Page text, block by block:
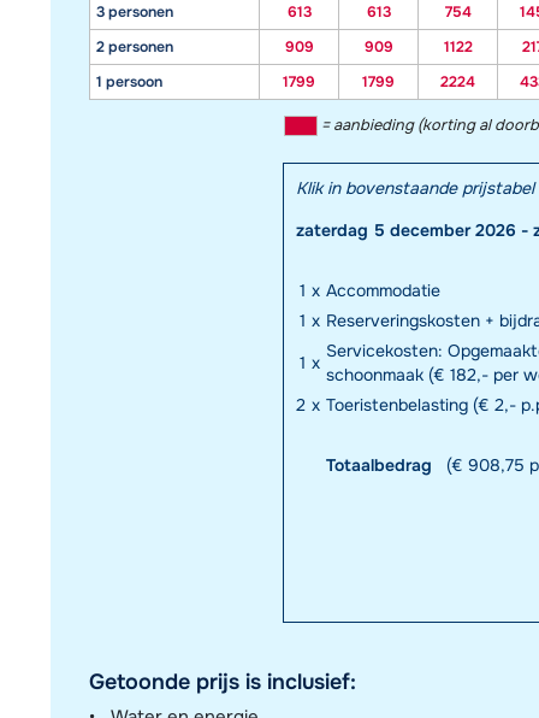
3 personen
2 personen
1 persoon
613
613 754
909
909 1122
1799
1799 2224
= aanbieding (korting al
Klik in bovenstaande
zaterdag 5 december 2026 -
1 x Accommodatie
1 x Reserveringskosten +
1 x
Servicekosten:
schoonmaak (€ 182,- per
2 x Toeristenbelasting (€ 2,-
Totaalbedrag (€ 908,75
Getoonde prijs is inclusief: